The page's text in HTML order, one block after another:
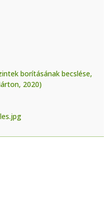
borításának becslése,
2020)